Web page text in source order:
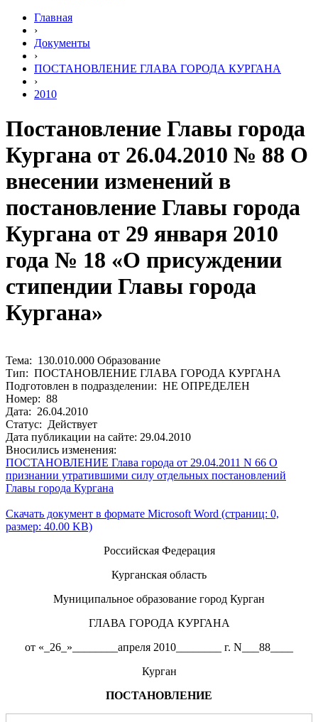
Главная
›
Документы
›
ПОСТАНОВЛЕНИЕ ГЛАВА ГОРОДА КУРГАНА
›
2010
Постановление Главы города
Кургана от 26.04.2010 № 88 О
внесении изменений в
постановление Главы города
Кургана от 29 января 2010
года № 18 «О присуждении
стипендии Главы города
Кургана»
Тема: 130.010.000 Образование
Тип: ПОСТАНОВЛЕНИЕ ГЛАВА ГОРОДА КУРГАНА
Подготовлен в подразделении: НЕ ОПРЕДЕЛЕН
Номер: 88
Дата: 26.04.2010
Статус: Действует
Дата публикации на сайте: 29.04.2010
Вносились изменения:
ПОСТАНОВЛЕНИЕ Глава города от 29.04.2011 N 66 О
признании утратившими силу отдельных постановлений
Главы города Кургана
Скачать документ в формате Microsoft Word (страниц: 0,
размер: 40.00 KB)
Российская Федерация
Курганская область
Муниципальное образование город Курган
ГЛАВА ГОРОДА КУРГАНА
от «_26_»________апреля 2010________ г. N___88____
Курган
ПОСТАНОВЛЕНИЕ